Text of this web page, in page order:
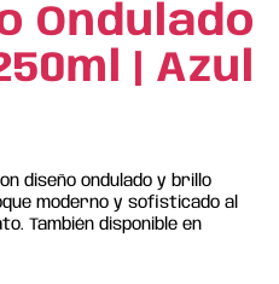
Ondulado
250ml | Azul
diseño ondulado y brillo
moderno y sofisticado al
También disponible en